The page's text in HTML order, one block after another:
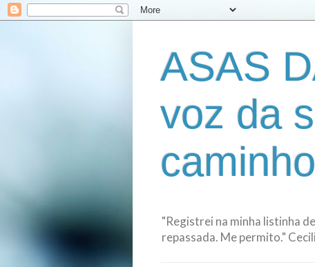
ASAS
voz da
"Registrei na minha listinha
repassada. Me permito."